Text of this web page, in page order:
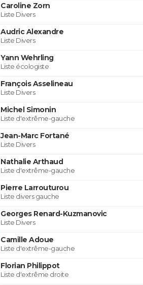
Caroline Zorn
Liste Divers
Audric Alexandre
Liste Divers
Yann Wehrling
Liste écologiste
François Asselineau
Liste Divers
Michel Simonin
Liste d'extrême-gauche
Jean-Marc Fortané
Liste Divers
Nathalie Arthaud
Liste d'extrême-gauche
Pierre Larrouturou
Liste divers gauche
Georges Renard-Kuzmanovic
Liste Divers
Camille Adoue
Liste d'extrême-gauche
Florian Philippot
Liste d'extrême droite